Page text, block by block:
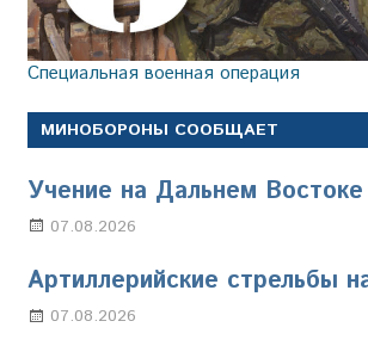
Специальная военная операция
МИНОБОРОНЫ СООБЩАЕТ
Учение на Дальнем Востоке
07.08.2026
Артиллерийские стрельбы
07.08.2026